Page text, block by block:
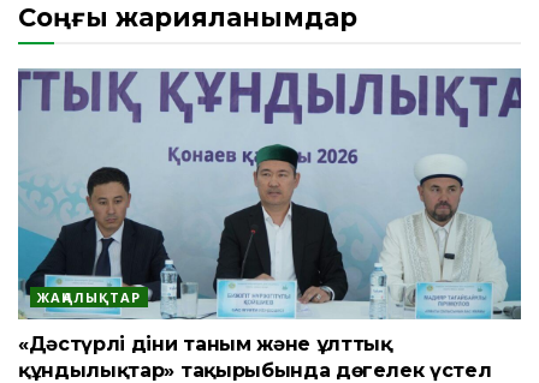
Соңғы жарияланымдар
ЖАҢАЛЫҚТАР
«Дәстүрлі діни таным және ұлттық
құндылықтар» тақырыбында дөңгелек үстел